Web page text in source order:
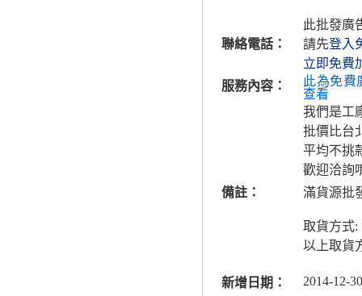
聯絡電話：
此批發廣
請先登入
立即免費
服務內容：
此為免費
查看
我們是工
批價比台
平均不挑
歡迎洽詢
備註：
滿貨源批
取貨方式:
以上取貨
新增日期： 2014-12-